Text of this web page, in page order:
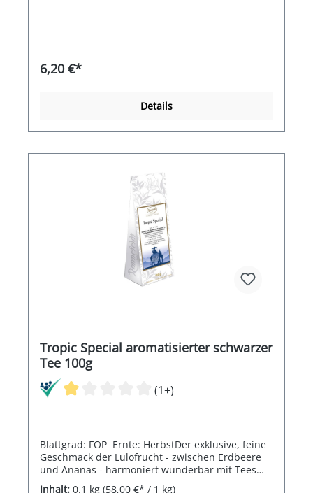
6,20 €*
Details
Tropic Special aromatisierter schwarzer
Tee 100g
(1+)
Blattgrad: FOP Ernte: HerbstDer exklusive, feine
Geschmack der Lulofrucht - zwischen Erdbeere
und Ananas - harmoniert wunderbar mit Tees
aus Ceylon und Indien.
Inhalt: 0.1 kg (58,00 €* / 1 kg)